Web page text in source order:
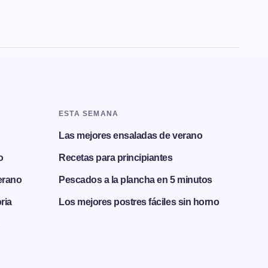
ESTA SEMANA
Las mejores ensaladas de verano
Recetas para principiantes
Pescados a la plancha en 5 minutos
Los mejores postres fáciles sin horno